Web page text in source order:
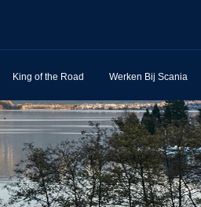
King of the Road Werken Bij Scania